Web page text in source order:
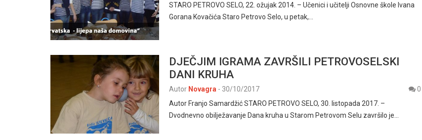
STARO PETROVO SELO, 22. ožujak 2014. – Učenici i učitelji Osnovne škole Ivana
Gorana Kovačića Staro Petrovo Selo, u petak,…
DJEČJIM IGRAMA ZAVRŠILI PETROVOSELSKI
DANI KRUHA
Autor Novagra - 30/10/2017
0
Autor Franjo Samardžić STARO PETROVO SELO, 30. listopada 2017. –
Dvodnevno obilježavanje Dana kruha u Starom Petrovom Selu završilo je…